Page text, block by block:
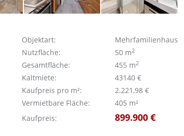
Objektart:
Mehrfamilienhaus
Nutzfläche: 50 m2
Gesamtfläche: 455 m2
Kaltmiete:
43140 €
Kaufpreis pro m²:
2.221,98 €
Vermietbare Fläche:
405 m²
Kaufpreis: 899.900 €